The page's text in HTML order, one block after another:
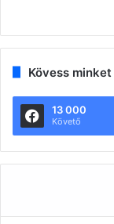
Kövess minket
13 000
Követő